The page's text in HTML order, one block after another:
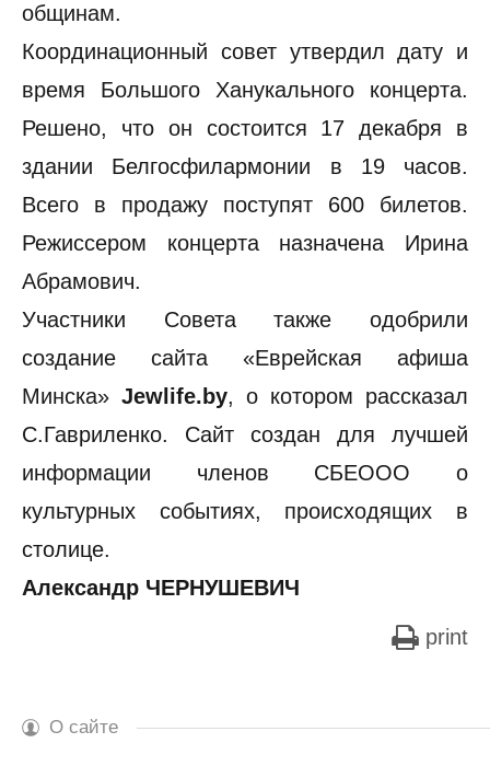
общинам.
Координационный совет утвердил дату и
время Большого Ханукального концерта.
Решено, что он состоится 17 декабря в
здании Белгосфилармонии в 19 часов.
Всего в продажу поступят 600 билетов.
Режиссером концерта назначена Ирина
Абрамович.
Участники Совета также одобрили
создание сайта «Еврейская афиша
Минска» Jewlife.by, о котором рассказал
С.Гавриленко. Сайт создан для лучшей
информации членов СБЕООО о
культурных событиях, происходящих в
столице.
Александр ЧЕРНУШЕВИЧ
print
О сайте